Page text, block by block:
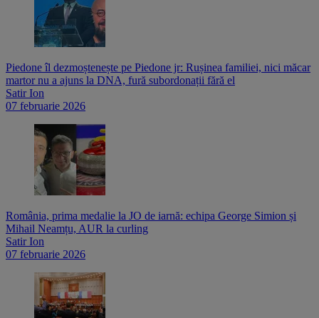
Piedone îl dezmoștenește pe Piedone jr: Rușinea familiei, nici măcar
martor nu a ajuns la DNA, fură subordonații fără el
Satir Ion
07 februarie 2026
România, prima medalie la JO de iarnă: echipa George Simion și
Mihail Neamțu, AUR la curling
Satir Ion
07 februarie 2026